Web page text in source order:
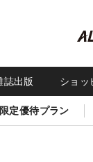
誌出版 ショッ
定優待プラン